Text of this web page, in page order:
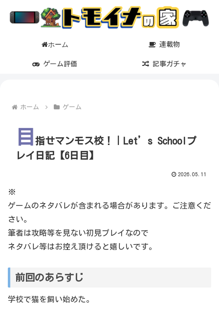
ホーム 連載物
ゲーム評価 記事ガチャ
ホーム ゲーム
目 指せマンモス校！｜Let’s Schoolプ
レイ日記【6日目】
2026.05.11
※
ゲームのネタバレが含まれる場合があります。ご注意くだ
さい。
筆者は攻略等を見ない初見プレイなので
ネタバレ等はお控え頂けると嬉しいです。
前回のあらすじ
学校で猫を飼い始めた。